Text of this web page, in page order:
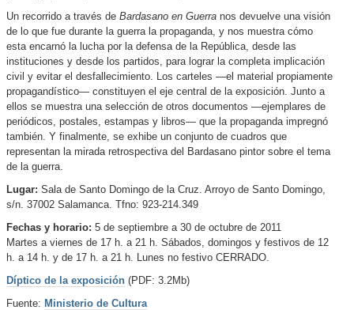
Un recorrido a través de Bardasano en Guerra nos devuelve una visión
de lo que fue durante la guerra la propaganda, y nos muestra cómo
esta encarnó la lucha por la defensa de la República, desde las
instituciones y desde los partidos, para lograr la completa implicación
civil y evitar el desfallecimiento. Los carteles —el material propiamente
propagandístico— constituyen el eje central de la exposición. Junto a
ellos se muestra una selección de otros documentos —ejemplares de
periódicos, postales, estampas y libros— que la propaganda impregnó
también. Y finalmente, se exhibe un conjunto de cuadros que
representan la mirada retrospectiva del Bardasano pintor sobre el tema
de la guerra.
Lugar: Sala de Santo Domingo de la Cruz. Arroyo de Santo Domingo,
s/n. 37002 Salamanca. Tfno: 923-214.349
Fechas y horario: 5 de septiembre a 30 de octubre de 2011
Martes a viernes de 17 h. a 21 h. Sábados, domingos y festivos de 12
h. a 14 h. y de 17 h. a 21 h. Lunes no festivo CERRADO.
Díptico de la exposición (PDF: 3.2Mb)
Fuente: Ministerio de Cultura